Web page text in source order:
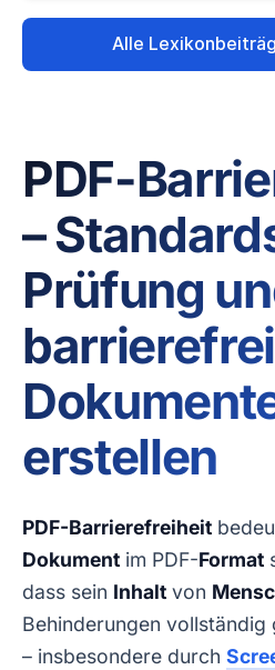
PDF-
–
Prüfung
erstellen
PDF-Barrierefreiheit
Dokument im PDF-Format
dass sein Inhalt von
Behinderungen
– insbesondere durch
Alle